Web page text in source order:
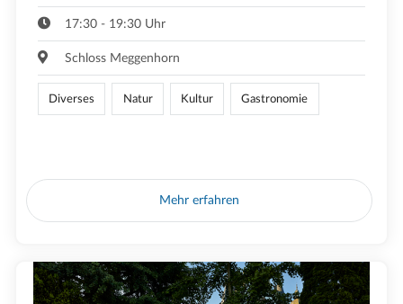
17:30 - 19:30 Uhr
Schloss Meggenhorn
Diverses Natur Kultur Gastronomie
Mehr erfahren